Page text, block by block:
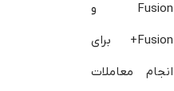
Fusion و
Fusion+ برای
انجام معاملات